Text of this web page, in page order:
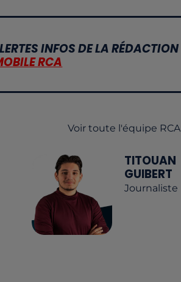
INFOS DE LA RÉDACTION
RCA
Voir toute l'équipe RCA
TITOUAN
GUIBERT
Journaliste